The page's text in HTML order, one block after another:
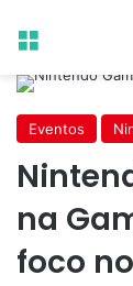
Menu
Eventos
na
foco